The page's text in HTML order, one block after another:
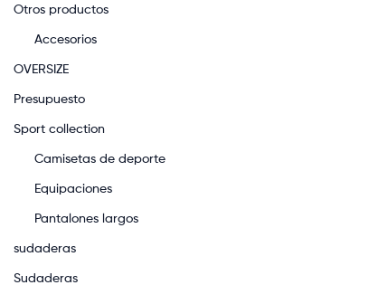
Otros productos
Accesorios
OVERSIZE
Presupuesto
Sport collection
Camisetas de deporte
Equipaciones
Pantalones largos
sudaderas
Sudaderas